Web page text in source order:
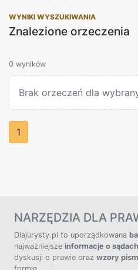
WYNIKI WYSZUKIWANIA
Znalezione orzeczenia
0 wyników
Brak orzeczeń dla
1
NARZĘDZIA DLA
Dlajurysty.pl to uporządkowana
najważniejsze informacje o
dyskusji o prawie oraz wzory pism